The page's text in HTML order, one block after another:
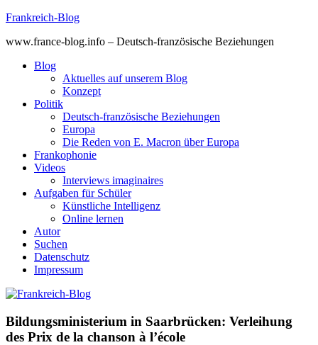
Skip
content
Frankreich-Blog
www.france-blog.info – Deutsch-französische Beziehungen
Blog
Aktuelles auf unserem Blog
Konzept
Politik
Deutsch-französische Beziehungen
Europa
Die Reden von E. Macron über Europa
Frankophonie
Videos
Interviews imaginaires
Aufgaben für Schüler
Künstliche Intelligenz
Online lernen
Autor
Suchen
Datenschutz
Impressum
Bildungsministerium in Saarbrücken: Verleihung
des Prix de la chanson à l’école